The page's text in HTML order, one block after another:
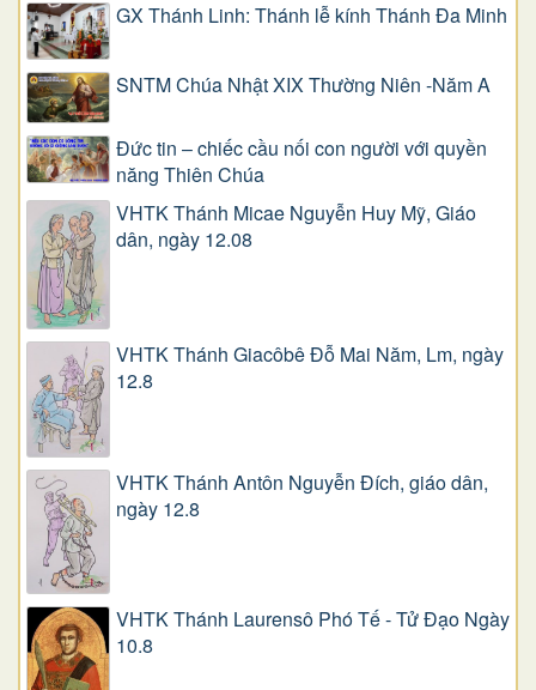
GX Thánh Linh: Thánh lễ kính Thánh Đa Minh
SNTM Chúa Nhật XIX Thường Niên -Năm A
Đức tin – chiếc cầu nối con người với quyền
năng Thiên Chúa
VHTK Thánh Micae Nguyễn Huy Mỹ, Giáo
dân, ngày 12.08
VHTK Thánh Giacôbê Ðỗ Mai Năm, Lm, ngày
12.8
VHTK Thánh Antôn Nguyễn Ðích, giáo dân,
ngày 12.8
VHTK Thánh Laurensô Phó Tế - Tử Đạo Ngày
10.8